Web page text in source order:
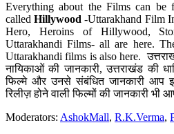
Everything about the Films can be
calledHillywood-Uttarakhand Film
Hero, Heroins of Hillywood,
Uttarakhandi Films- all are here.
Uttarakhandi films is also here.
नायिकाओं की जानकारी, उत्तराखंड की
फिल्मे और उनसे संबंधित जानकारी आप
रिलीज़ होने वाली फिल्मों की जानकारी भी
Moderators: AshokMall, R.K.Verma,